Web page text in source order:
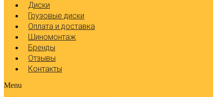
Диски
Грузовые диски
Оплата и доставка
Шиномонтаж
Бренды
Отзывы
Контакты
Menu